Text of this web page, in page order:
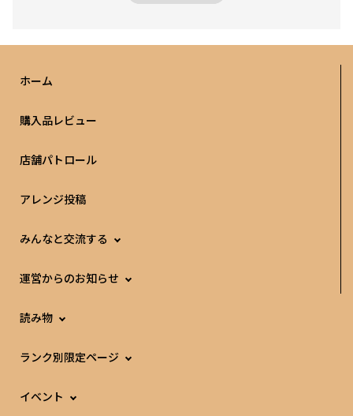
ホーム
購入品レビュー
店舗パトロール
アレンジ投稿
みんなと交流する
運営からのお知らせ
読み物
ランク別限定ページ
イベント